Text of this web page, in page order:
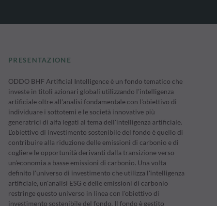
PRESENTAZIONE
ODDO BHF Artificial Intelligence è un fondo tematico che
investe in titoli azionari globali utilizzando l'intelligenza
artificiale oltre all'analisi fondamentale con l'obiettivo di
individuare i sottotemi e le società innovative più
generatrici di alfa legati al tema dell'intelligenza artificiale.
L'obiettivo di investimento sostenibile del fondo è quello di
contribuire alla riduzione delle emissioni di carbonio e di
cogliere le opportunità derivanti dalla transizione verso
un'economia a basse emissioni di carbonio. Una volta
definito l'universo di investimento che utilizza l'intelligenza
artificiale, un'analisi ESG e delle emissioni di carbonio
restringe questo universo in linea con l'obiettivo di
investimento sostenibile del fondo. Il fondo è gestito